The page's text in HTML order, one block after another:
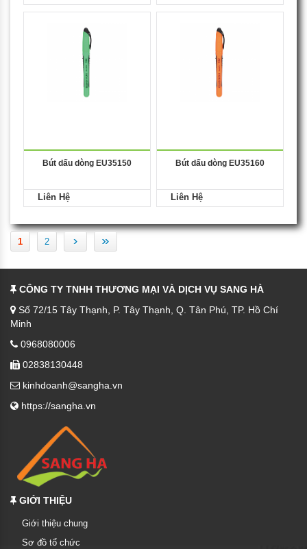
Bút dấu dòng EU35150
Liên Hệ
Bút dấu dòng EU35160
Liên Hệ
1 2 › »
CÔNG TY TNHH THƯƠNG MẠI VÀ DỊCH VỤ SANG HÀ
Số 72/15 Tây Thạnh, P. Tây Thạnh, Q. Tân Phú, TP. Hồ Chí
Minh
0968080006
02838130448
kinhdoanh@sangha.vn
https://sangha.vn
GIỚI THIỆU
Giới thiệu chung
Sơ đồ tổ chức